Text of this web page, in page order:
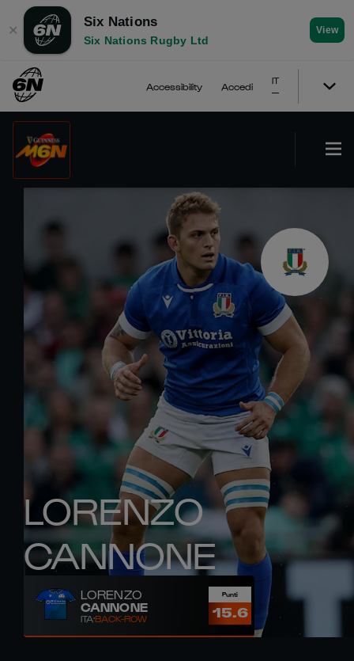
✕
Six Nations
Six Nations Rugby Ltd
View
Accessibility Accedi
IT
LORENZO
CANNONE
LORENZO
CANNONE
ITABACK-ROW
Punti
15.6